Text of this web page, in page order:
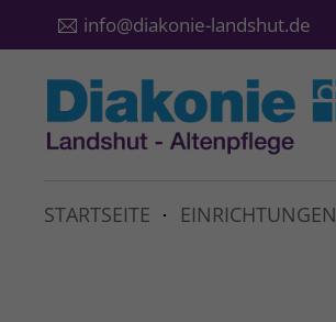
info@diakonie-landshut.de
STARTSEITE EINRICHTUNGEN